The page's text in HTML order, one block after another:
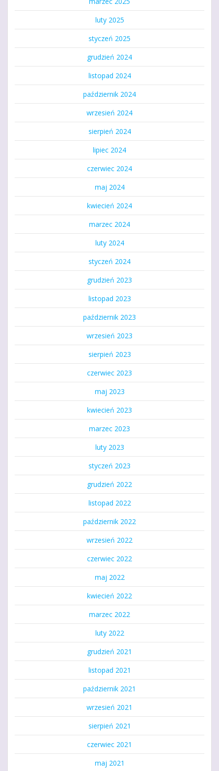
luty 2025
styczeń 2025
grudzień 2024
listopad 2024
październik 2024
wrzesień 2024
sierpień 2024
lipiec 2024
czerwiec 2024
maj 2024
kwiecień 2024
marzec 2024
luty 2024
styczeń 2024
grudzień 2023
listopad 2023
październik 2023
wrzesień 2023
sierpień 2023
czerwiec 2023
maj 2023
kwiecień 2023
marzec 2023
luty 2023
styczeń 2023
grudzień 2022
listopad 2022
październik 2022
wrzesień 2022
czerwiec 2022
maj 2022
kwiecień 2022
marzec 2022
luty 2022
grudzień 2021
listopad 2021
październik 2021
wrzesień 2021
sierpień 2021
czerwiec 2021
maj 2021